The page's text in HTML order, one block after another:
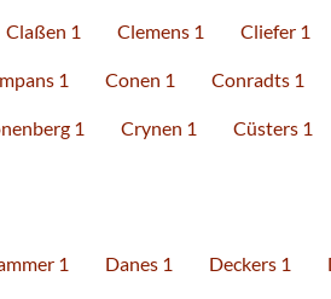
Claßen 1 Clemens 1 Cliefer 1
1 Conen 1 Conradts 1
1 Crynen 1 Cüsters 1
1 Danes 1 Deckers 1